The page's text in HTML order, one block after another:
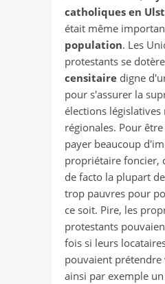
catholiques en
était même
population. Les
protestants se
censitaire digne
pour s'assurer la
élections
régionales. Pour
payer beaucoup
propriétaire foncier,
de facto la plupart
trop pauvres pour
ce soit. Pire, les
protestants
fois si leurs
pouvaient prétendre
ainsi par exemple